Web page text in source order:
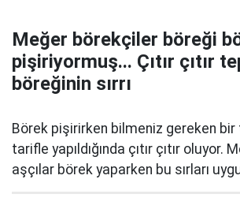
Meğer börekçiler böreği
pişiriyormuş... Çıtır çıtır
böreğinin sırrı
Börek pişirirken bilmeniz gereken bir
tarifle yapıldığında çıtır çıtır oluyor.
aşçılar börek yaparken bu sırları